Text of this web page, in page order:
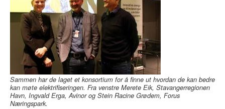
Sammen har de laget et konsortium for å finne ut hvordan de kan bedre
kan møte elektrifiseringen. Fra venstre Merete Eik, Stavangerregionen
Havn, Ingvald Erga, Avinor og Stein Racine Grødem, Forus
Næringspark.